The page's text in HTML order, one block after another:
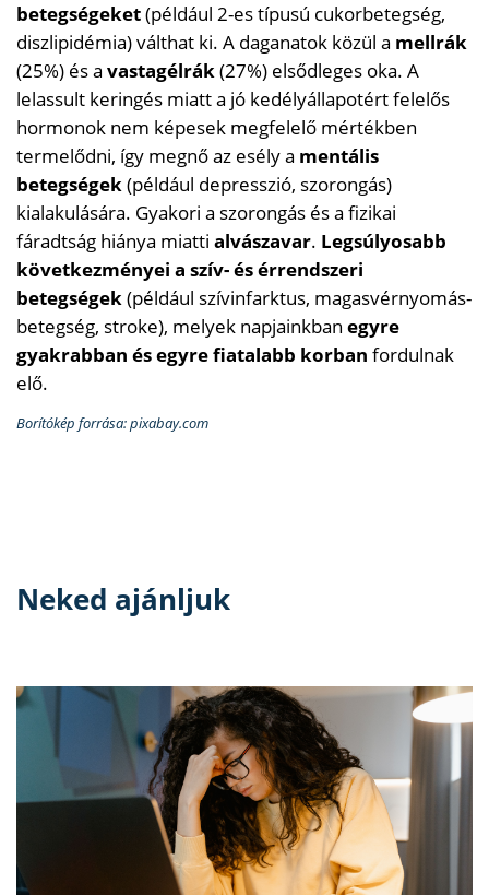
betegségeket(például 2-es típusú cukorbetegség,
diszlipidémia) válthat ki. A daganatok közül a mellrák
(25%) és a vastagélrák(27%) elsődleges oka. A
lelassult keringés miatt a jó kedélyállapotért felelős
hormonok nem képesek megfelelő mértékben
termelődni, így megnő az esély a mentális
betegségek(például depresszió, szorongás)
kialakulására. Gyakori a szorongás és a fizikai
fáradtság hiánya miatti alvászavar. Legsúlyosabb
következményei a szív- és érrendszeri
betegségek(például szívinfarktus, magasvérnyomás-
betegség, stroke), melyek napjainkban egyre
gyakrabban és egyre fiatalabb korban fordulnak
elő.
Borítókép forrása: pixabay.com
Neked ajánljuk